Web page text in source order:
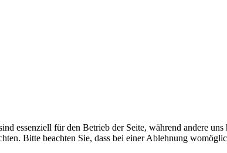
essenziell für den Betrieb der Seite, während andere
Bitte beachten Sie, dass bei einer Ablehnung